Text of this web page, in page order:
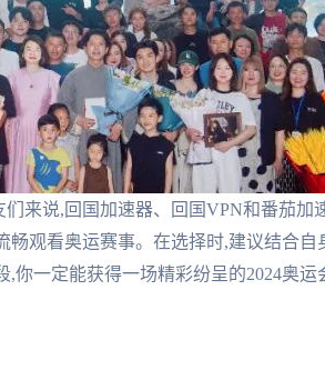
来说,回国加速器、回国VPN和番茄加
观看奥运赛事。在选择时,建议结合自
你一定能获得一场精彩纷呈的2024奥运